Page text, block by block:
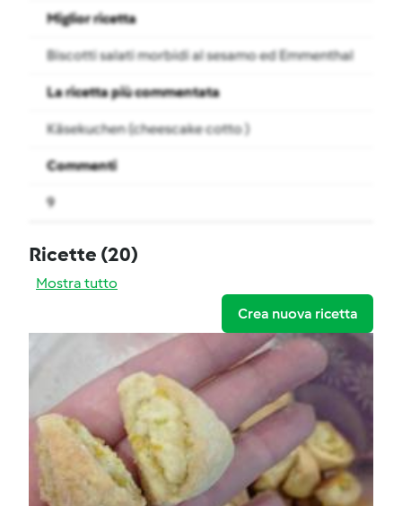
Miglior ricetta
Biscotti salati morbidi al sesamo ed Emmenthal
La ricetta più commentata
Käsekuchen (cheescake cotto )
Commenti
9
Ricette (20)
Mostra tutto
Crea nuova ricetta